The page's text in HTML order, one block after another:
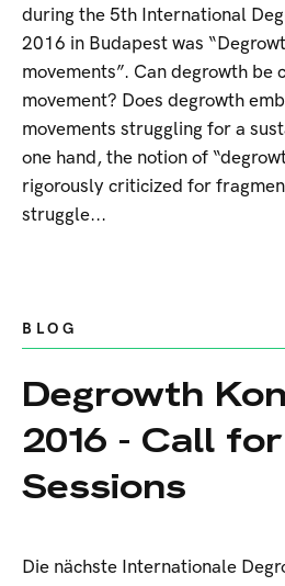
during the 5th International
2016 in Budapest was
movements”. Can degrowth be
movement? Does degrowth
movements struggling for a
one hand, the notion of
rigorously criticized for
struggle...
BLOG
Degrowth
2016 - Call
Sessions
Die nächste Internationale